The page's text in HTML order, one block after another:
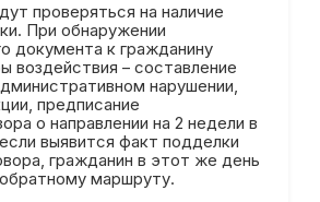
проверяться на наличие
При обнаружении
документа к гражданину
воздействия – составление
нарушении,
предписание
о направлении на 2 недели в
выявится факт подделки
гражданин в этот же день
маршруту.